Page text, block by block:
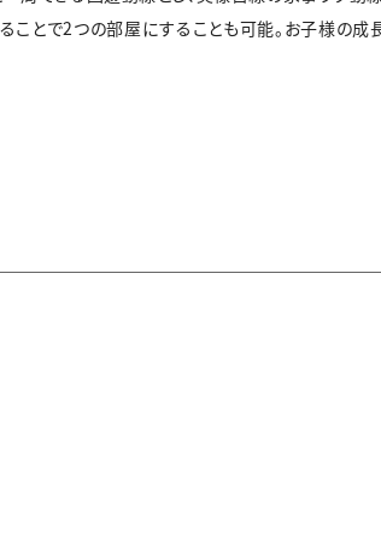
ことで2つの部屋にすることも可能。お子様の